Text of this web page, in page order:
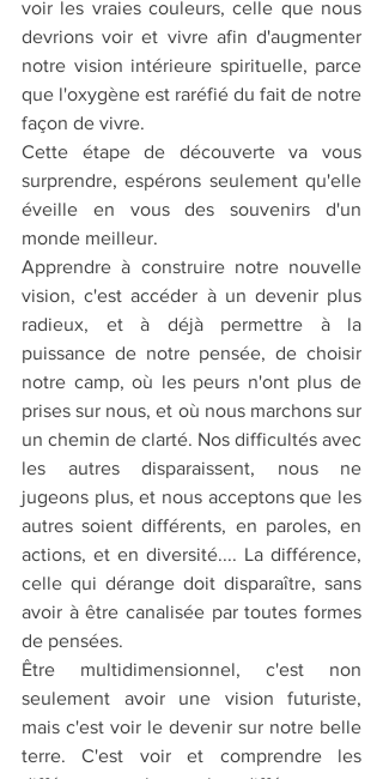
voir les vraies couleurs, celle que nous
devrions voir et vivre afin d'augmenter
notre vision intérieure spirituelle, parce
que l'oxygène est raréfié du fait de notre
façon de vivre.
Cette étape de découverte va vous
surprendre, espérons seulement qu'elle
éveille en vous des souvenirs d'un
monde meilleur.
Apprendre à construire notre nouvelle
vision, c'est accéder à un devenir plus
radieux, et à déjà permettre à la
puissance de notre pensée, de choisir
notre camp, où les peurs n'ont plus de
prises sur nous, et où nous marchons sur
un chemin de clarté. Nos difficultés avec
les autres disparaissent, nous ne
jugeons plus, et nous acceptons que les
autres soient différents, en paroles, en
actions, et en diversité.... La différence,
celle qui dérange doit disparaître, sans
avoir à être canalisée par toutes formes
de pensées.
Être multidimensionnel, c'est non
seulement avoir une vision futuriste,
mais c'est voir le devenir sur notre belle
terre. C'est voir et comprendre les